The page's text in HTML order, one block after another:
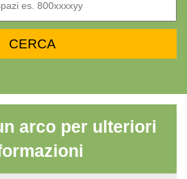
arco per ulteriori